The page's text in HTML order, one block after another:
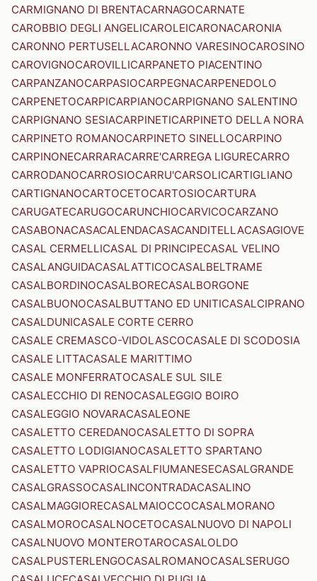
CARMIGNANO DI BRENTACARNAGOCARNATE
CAROBBIO DEGLI ANGELICAROLEICARONACARONIA
CARONNO PERTUSELLACARONNO VARESINOCAROSINO
CAROVIGNOCAROVILLICARPANETO PIACENTINO
CARPANZANOCARPASIOCARPEGNACARPENEDOLO
CARPENETOCARPICARPIANOCARPIGNANO SALENTINO
CARPIGNANO SESIACARPINETICARPINETO DELLA NORA
CARPINETO ROMANOCARPINETO SINELLOCARPINO
CARPINONECARRARACARRE'CARREGA LIGURECARRO
CARRODANOCARROSIOCARRU'CARSOLICARTIGLIANO
CARTIGNANOCARTOCETOCARTOSIOCARTURA
CARUGATECARUGOCARUNCHIOCARVICOCARZANO
CASABONACASACALENDACASACANDITELLACASAGIOVE
CASAL CERMELLICASAL DI PRINCIPECASAL VELINO
CASALANGUIDACASALATTICOCASALBELTRAME
CASALBORDINOCASALBORECASALBORGONE
CASALBUONOCASALBUTTANO ED UNITICASALCIPRANO
CASALDUNICASALE CORTE CERRO
CASALE CREMASCO-VIDOLASCOCASALE DI SCODOSIA
CASALE LITTACASALE MARITTIMO
CASALE MONFERRATOCASALE SUL SILE
CASALECCHIO DI RENOCASALEGGIO BOIRO
CASALEGGIO NOVARACASALEONE
CASALETTO CEREDANOCASALETTO DI SOPRA
CASALETTO LODIGIANOCASALETTO SPARTANO
CASALETTO VAPRIOCASALFIUMANESECASALGRANDE
CASALGRASSOCASALINCONTRADACASALINO
CASALMAGGIORECASALMAIOCCOCASALMORANO
CASALMOROCASALNOCETOCASALNUOVO DI NAPOLI
CASALNUOVO MONTEROTAROCASALOLDO
CASALPUSTERLENGOCASALROMANOCASALSERUGO